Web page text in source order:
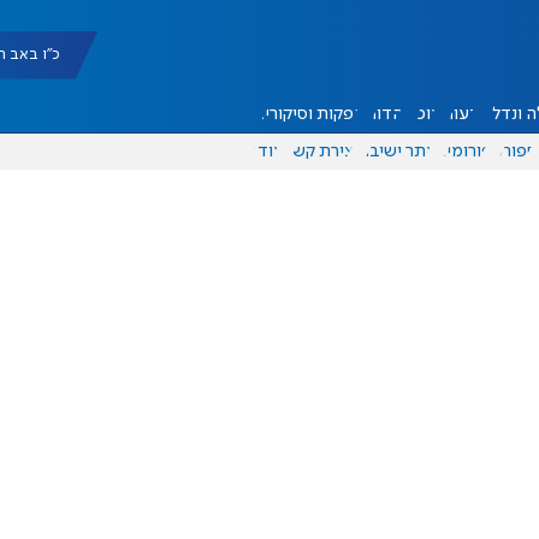
כ"ו באב
ונדל"ן דעות אוכל יהדות הפקות וסיקורים
ספורט פורומים אתר ישיבה יצירת קשר עוד